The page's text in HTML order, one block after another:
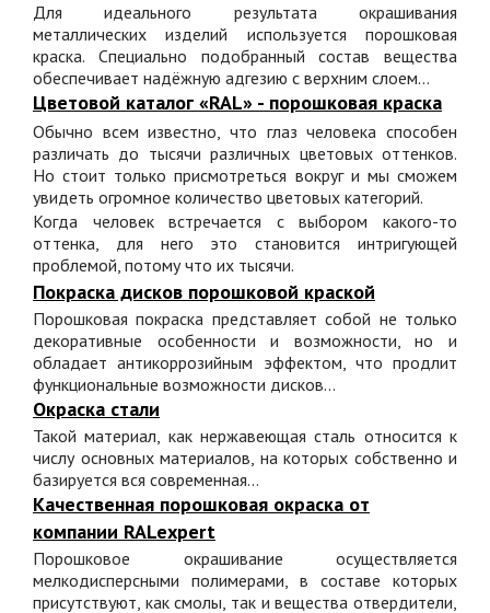
Для идеального результата окрашивания
металлических изделий используется порошковая
краска. Специально подобранный состав вещества
обеспечивает надёжную адгезию с верхним слоем...
Цветовой каталог «RAL» - порошковая краска
Обычно всем известно, что глаз человека способен
различать до тысячи различных цветовых оттенков.
Но стоит только присмотреться вокруг и мы сможем
увидеть огромное количество цветовых категорий.
Когда человек встречается с выбором какого-то
оттенка, для него это становится интригующей
проблемой, потому что их тысячи.
Покраска дисков порошковой краской
Порошковая покраска представляет собой не только
декоративные особенности и возможности, но и
обладает антикоррозийным эффектом, что продлит
функциональные возможности дисков...
Окраска стали
Такой материал, как нержавеющая сталь относится к
числу основных материалов, на которых собственно и
базируется вся современная...
Качественная порошковая окраска от
компании RALexpert
Порошковое окрашивание осуществляется
мелкодисперсными полимерами, в составе которых
присутствуют, как смолы, так и вещества отвердители,